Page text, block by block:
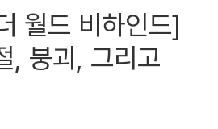
월드 비하인드]
, 붕괴, 그리고